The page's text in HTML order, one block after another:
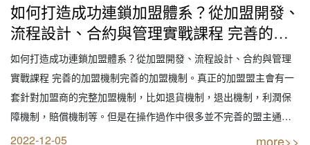
如何打造成功連鎖加盟體系？從加盟開發、
流程設計、合約與管理實戰課程 完善的加
盟機制（2022IDEA LIFE艾荻兒連鎖品牌餐
飲設計｜創業加盟｜連鎖加盟｜餐飲設計｜
餐飲規劃｜餐飲顧問｜餐飲行銷｜創業開店
餐飲顧問｜餐飲設備商業空間規劃｜線上創
業連鎖加盟設計）
如何打造成功連鎖加盟體系？從加盟開發、流程設計、合約與管理
實戰課程 完善的加盟機制完善的加盟機制。真正的加盟盟主會有一
套針對加盟商的完整加盟機制，比如退貨機制，退出機制，利潤保
障機制，賠償機制等。但是在操作過作中很多並不完善的盟主通過
克隆別人的加盟機制來給自己豎立完美的盟主形象，所以加盟者應
2022-12-05 more>>